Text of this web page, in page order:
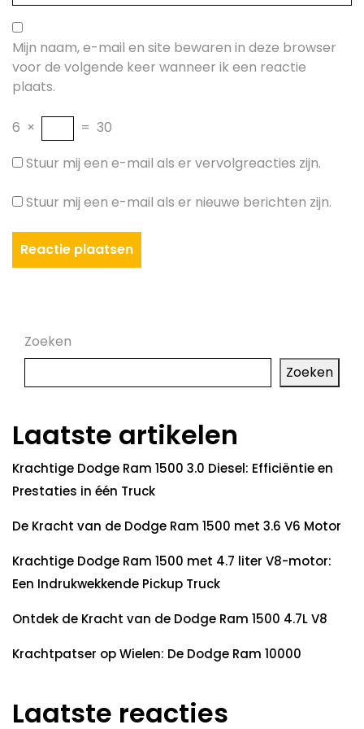
Mijn naam, e-mail en site bewaren in deze browser
voor de volgende keer wanneer ik een reactie
plaats.
6 × = 30
Stuur mij een e-mail als er vervolgreacties zijn.
Stuur mij een e-mail als er nieuwe berichten zijn.
Zoeken
Zoeken
Laatste artikelen
Krachtige Dodge Ram 1500 3.0 Diesel: Efficiëntie en
Prestaties in één Truck
De Kracht van de Dodge Ram 1500 met 3.6 V6 Motor
Krachtige Dodge Ram 1500 met 4.7 liter V8-motor:
Een Indrukwekkende Pickup Truck
Ontdek de Kracht van de Dodge Ram 1500 4.7L V8
Krachtpatser op Wielen: De Dodge Ram 10000
Laatste reacties